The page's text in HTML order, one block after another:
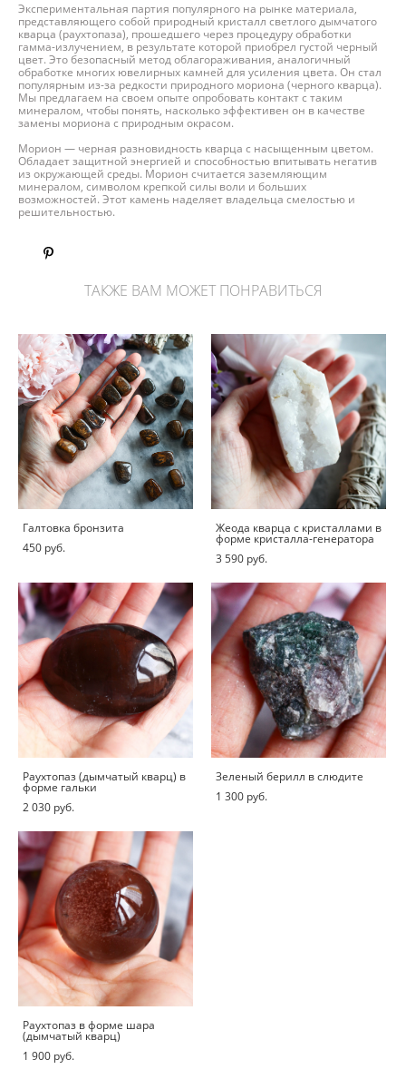
Экспериментальная партия популярного на рынке материала,
представляющего собой природный кристалл светлого дымчатого
кварца (раухтопаза), прошедшего через процедуру обработки
гамма-излучением, в результате которой приобрел густой черный
цвет. Это безопасный метод облагораживания, аналогичный
обработке многих ювелирных камней для усиления цвета. Он стал
популярным из-за редкости природного мориона (черного кварца).
Мы предлагаем на своем опыте опробовать контакт с таким
минералом, чтобы понять, насколько эффективен он в качестве
замены мориона с природным окрасом.
Морион — черная разновидность кварца с насыщенным цветом.
Обладает защитной энергией и способностью впитывать негатив
из окружающей среды. Морион считается заземляющим
минералом, символом крепкой силы воли и больших
возможностей. Этот камень наделяет владельца смелостью и
решительностью.
ТАКЖЕ ВАМ МОЖЕТ ПОНРАВИТЬСЯ
Галтовка бронзита
450 pуб.
Жеода кварца с кристаллами в
форме кристалла-генератора
3 590 pуб.
Раухтопаз (дымчатый кварц) в
форме гальки
2 030 pуб.
Зеленый берилл в слюдите
1 300 pуб.
Раухтопаз в форме шара
(дымчатый кварц)
1 900 pуб.